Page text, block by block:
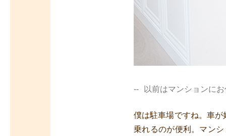
以前はマンションに
僕は駐車場ですね。車
乗れるのが便利。マン